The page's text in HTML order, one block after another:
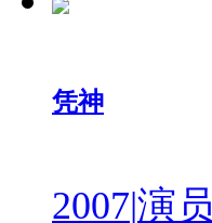
凭神
2007|演员